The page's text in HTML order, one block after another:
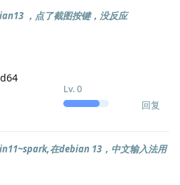
，点了截图按键，没反应
Lv.0
回复
在debian 13，中文输入法用